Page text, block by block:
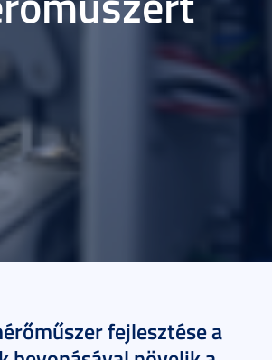
fejlesztése a